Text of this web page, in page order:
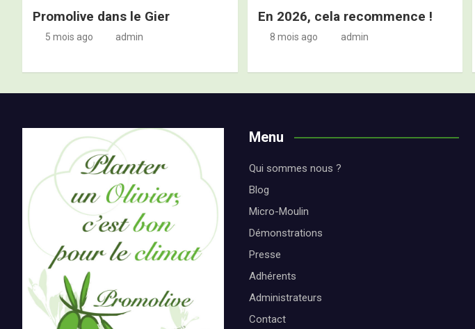
Promolive dans le Gier
5 mois ago admin
En 2026, cela recommence !
8 mois ago admin
Menu
Qui sommes nous ?
Blog
Micro-Moulin
Démonstrations
Presse
Adhérents
Administrateurs
Contact